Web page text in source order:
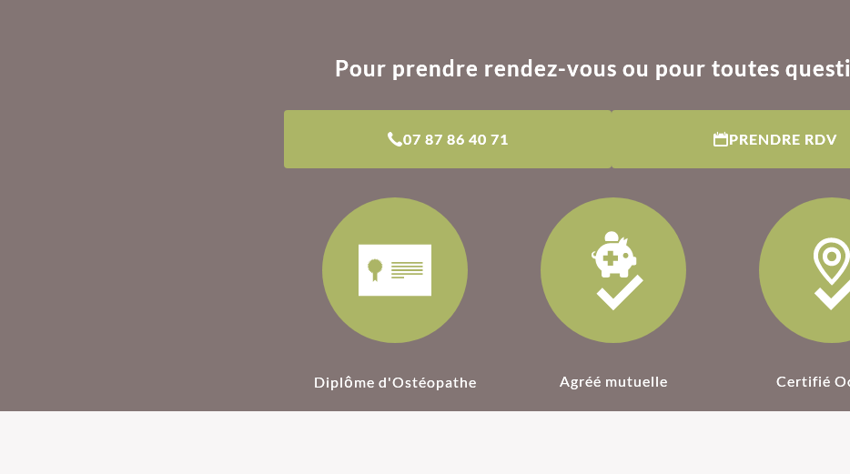
Pour prendre rendez-vous ou pour toutes
07 87 86 40 71 PRENDRE RDV
Diplôme d'Ostéopathe Agréé mutuelle Certifié